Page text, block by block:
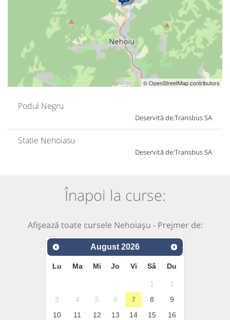
© OpenStreetMap contributors
Podul Negru
Deservită de:Transbus SA
Statie Nehoiasu
Deservită de:Transbus SA
Înapoi la curse:
Afișează toate cursele Nehoiașu - Prejmer de:
August 2026
Lu Ma Mi Jo Vi Sâ Du
1
2
3
4 5 6 7 8
9
10
11 12 13 14 15
16